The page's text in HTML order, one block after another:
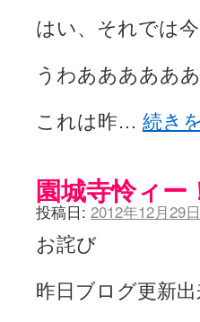
はい、それでは
うわあああああ
これは昨… 続き
園城寺怜ィー
投稿日: 2012年12月29日
お詫び
昨日ブログ更新出